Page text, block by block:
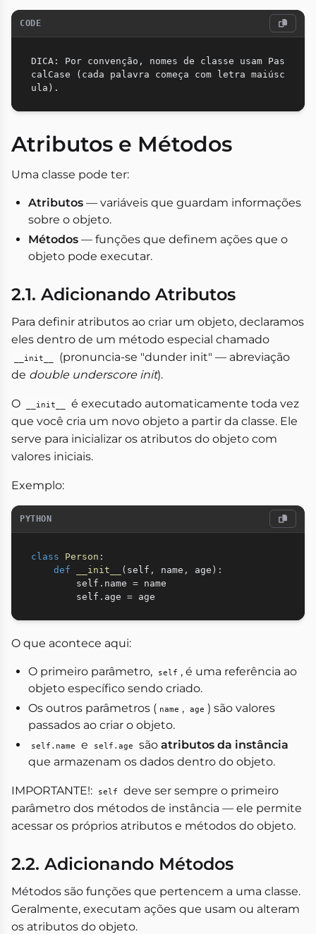
CODE
DICA: Por convenção, nomes de classe usam Pas
calCase (cada palavra começa com letra maiúsc
Atributos e Métodos
Uma classe pode ter:
Atributos — variáveis que guardam informações
sobre o objeto.
Métodos — funções que definem ações que o
objeto pode executar.
2.1. Adicionando Atributos
Para definir atributos ao criar um objeto, declaramos
eles dentro de um método especial chamado
__init__
(pronuncia-se "dunder init" — abreviação
de double underscore init).
O __init__
é executado automaticamente toda vez
que você cria um novo objeto a partir da classe. Ele
serve para inicializar os atributos do objeto com
valores iniciais.
Exemplo:
PYTHON
class Person :
def
__init__ ( self , name , age ) :
        self
. name = name
        self
. age =
O que acontece aqui:
O primeiro parâmetro, self , é uma referência ao
objeto específico sendo criado.
Os outros parâmetros ( name , age ) são valores
passados ao criar o objeto.
self.name e self.age são atributos da instância
que armazenam os dados dentro do objeto.
IMPORTANTE!: self
deve ser sempre o primeiro
parâmetro dos métodos de instância — ele permite
acessar os próprios atributos e métodos do objeto.
2.2. Adicionando Métodos
Métodos são funções que pertencem a uma classe.
Geralmente, executam ações que usam ou alteram
os atributos do objeto.